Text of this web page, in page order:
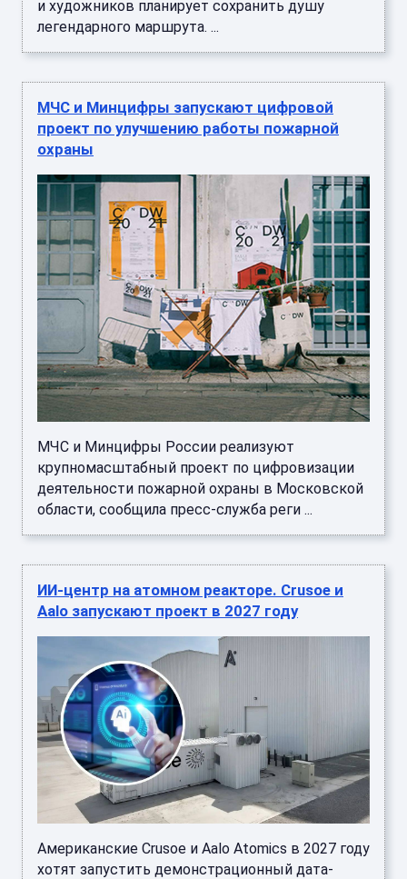
и художников планирует сохранить душу
легендарного маршрута. ...
МЧС и Минцифры запускают цифровой
проект по улучшению работы пожарной
охраны
МЧС и Минцифры России реализуют
крупномасштабный проект по цифровизации
деятельности пожарной охраны в Московской
области, сообщила пресс-служба реги ...
ИИ-центр на атомном реакторе. Crusoe и
Aalo запускают проект в 2027 году
Американские Crusoe и Aalo Atomics в 2027 году
хотят запустить демонстрационный дата-